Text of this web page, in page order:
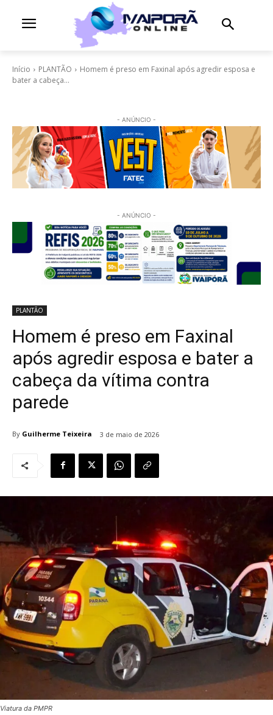
Início PLANTÃO
Homem é preso em Faxinal após agredir esposa e
bater a cabeça...
- ANÚNCIO -
- ANÚNCIO -
PLANTÃO
Homem é preso em Faxinal
após agredir esposa e bater a
cabeça da vítima contra
parede
By Guilherme Teixeira 3 de maio de 2026
Viatura da PMPR